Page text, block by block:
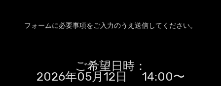
フォームに必要事項をご入力のうえ送信してください。
ご希望日時：
2026年05月12日 14:00〜